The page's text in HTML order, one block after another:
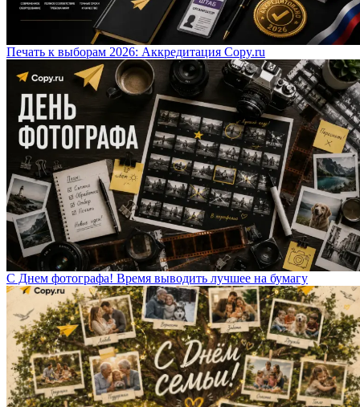
Печать к выборам 2026: Аккредитация Copy.ru
С Днем фотографа! Время выводить лучшее на бумагу